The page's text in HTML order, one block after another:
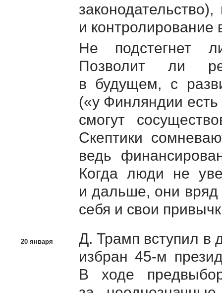
и контролирование
Не подстегнет
Позволит ли
в будущем, с
(«у Финляндии
смогут
Скептики
ведь
Когда люди не
и дальше, они вряд
себя и свои
20 января
Д. Трамп вступил в
избран45-м
В ходе